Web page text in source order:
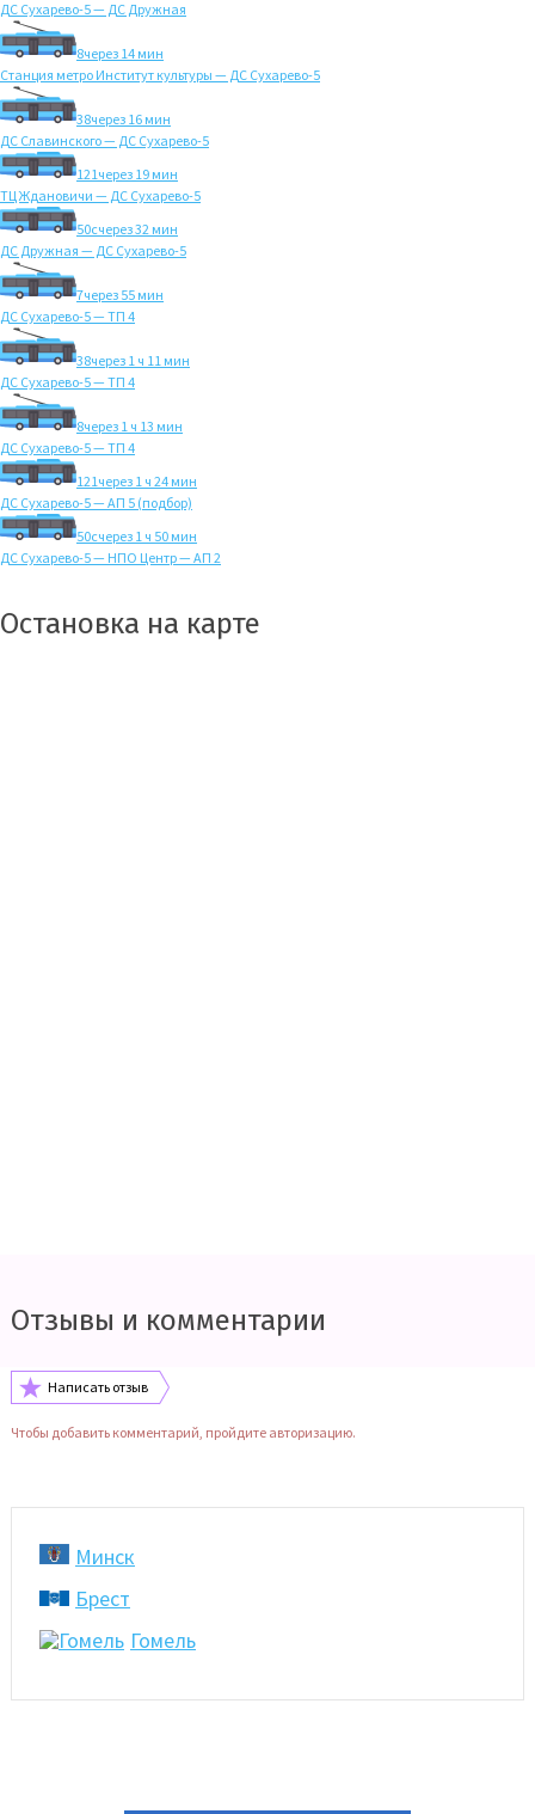
ДС Сухарево-5 — ДС Дружная
8через 14 мин
Станция метро Институт культуры — ДС Сухарево-5
38через 16 мин
ДС Славинского — ДС Сухарево-5
121через 19 мин
ТЦ Ждановичи — ДС Сухарево-5
50счерез 32 мин
ДС Дружная — ДС Сухарево-5
7через 55 мин
ДС Сухарево-5 — ТП 4
38через 1 ч 11 мин
ДС Сухарево-5 — ТП 4
8через 1 ч 13 мин
ДС Сухарево-5 — ТП 4
121через 1 ч 24 мин
ДС Сухарево-5 — АП 5 (подбор)
50счерез 1 ч 50 мин
ДС Сухарево-5 — НПО Центр — АП 2
Остановка на карте
Отзывы и комментарии
Написать отзыв
Чтобы добавить комментарий, пройдите авторизацию.
Минск
Брест
Гомель